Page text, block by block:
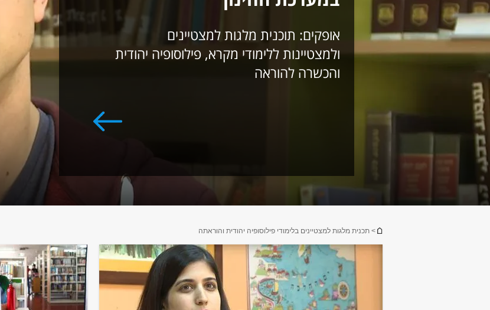
אופקים: תוכנית מלגות למצטיינים
ולמצטיינות ללימודי מקרא, פילוסופיה יהודית
והכשרה להוראה
הינך נמצא כאן
> תכנית מלגות למצטיינים בלימודי פילוסופיה יהודית והוראתה